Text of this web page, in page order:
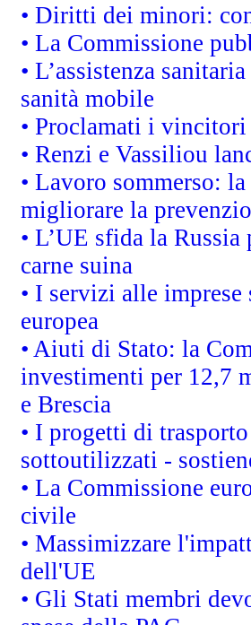
• Diritti dei minori:
• La Commissione
• L’assistenza
sanità mobile
• Proclamati i
• Renzi e Vassiliou
• Lavoro sommerso:
migliorare la
• L’UE sfida la
carne suina
• I servizi alle
europea
• Aiuti di Stato: la
investimenti per 12,7
e Brescia
• I progetti di
sottoutilizzati -
• La Commissione
civile
• Massimizzare
dell'UE
• Gli Stati membri